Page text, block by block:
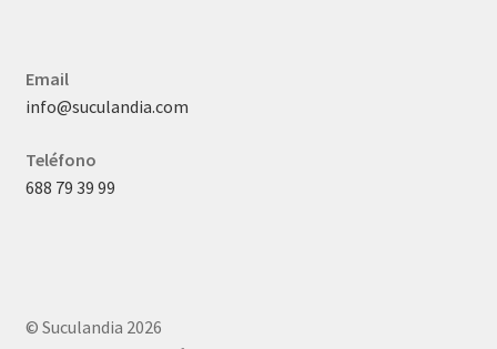
Email
info@suculandia.com
Teléfono
688 79 39 99
© Suculandia 2026